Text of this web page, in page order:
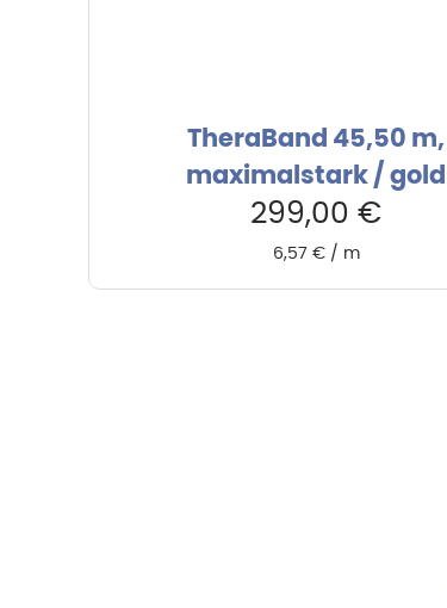
TheraBand 45,50 m,
maximalstark / gold
299,00€
6,57 €/ m